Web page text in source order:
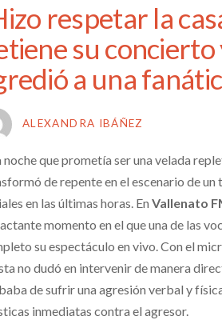
respetar la
su
a una
ALEXANDRA IBÁÑEZ
noche que prometía ser una velada
de repente en el escenario de
en las últimas horas. EnVallenato
momento en el que una de las
su espectáculo en vivo. Con el
no dudó en intervenir de manera
de sufrir una agresión verbal y
inmediatas contra el agresor.